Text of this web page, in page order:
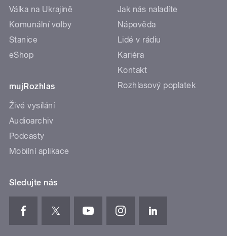
Válka na Ukrajině
Komunální volby
Stanice
eShop
mujRozhlas
Živé vysílání
Audioarchiv
Podcasty
Mobilní aplikace
Jak nás naladíte
Nápověda
Lidé v rádiu
Kariéra
Kontakt
Rozhlasový poplatek
Sledujte nás